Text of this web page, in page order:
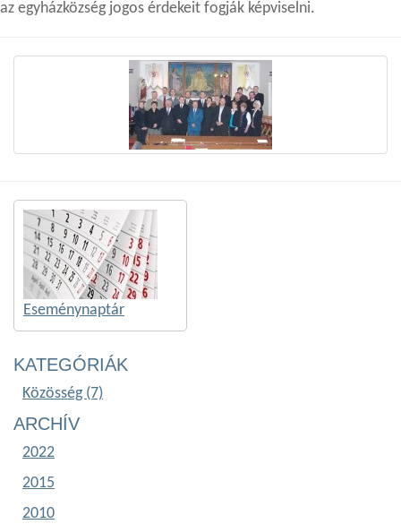
az egyházközség jogos érdekeit fogják képviselni.
Eseménynaptár
KATEGÓRIÁK
Közösség (7)
ARCHÍV
2022
2015
2010